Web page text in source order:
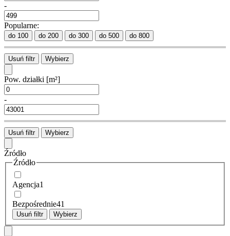
-
Popularne:
do 100 do 200 do 300 do 500 do 800
Usuń filtr Wybierz
Pow. działki [m²]
-
Usuń filtr Wybierz
Źródło
Źródło
Agencja1
Bezpośrednie41
Usuń filtr Wybierz